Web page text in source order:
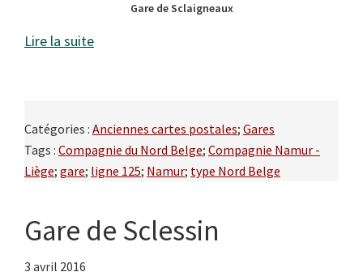
Gare de Sclaigneaux
Lire la suite
Catégories : Anciennes cartes postales; Gares
Tags : Compagnie du Nord Belge; Compagnie Namur -
Liège; gare; ligne 125; Namur; type Nord Belge
Gare de Sclessin
3 avril 2016